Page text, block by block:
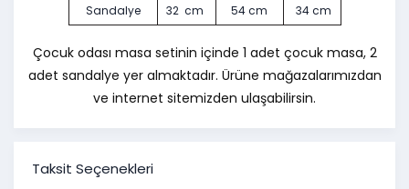
Sandalye
32 cm 54 cm 34 cm
Çocuk odası masa setinin içinde 1 adet çocuk masa, 2
adet sandalye yer almaktadır. Ürüne mağazalarımızdan
ve internet sitemizden ulaşabilirsin.
Taksit Seçenekleri